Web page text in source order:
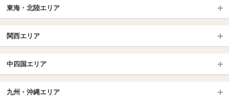
岩手 (盛岡・北上)
福島 (いわき・郡山)
山形
長野・松本・上田
群馬（伊勢崎・高崎・前橋）
大宮・浦和・川口
越谷・春日部
千葉TOP
松戸・柏
東海・北陸エリア
愛知（名古屋）
岐阜県
北陸
名古屋TOP
関西エリア
京都駅・伏見区
烏丸御池駅
四条烏丸・河原町・祇園四条
中四国エリア
九州・沖縄エリア